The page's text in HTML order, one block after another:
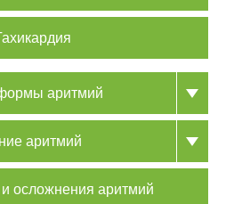
аритмий
аритмий
осложнения аритмий